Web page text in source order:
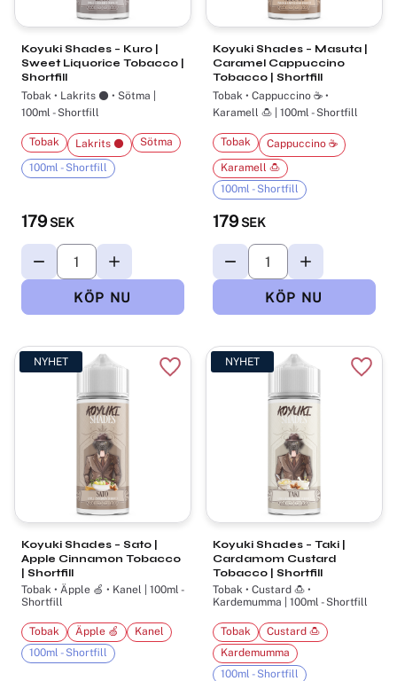
Koyuki Shades – Kuro |
Sweet Liquorice Tobacco |
Shortfill
Tobak • Lakrits ⚫ • Sötma |
100ml - Shortfill
179 SEK
Tobak Lakrits ⚫ Sötma
100ml - Shortfill
Koyuki Shades – Masuta |
Caramel Cappuccino
Tobacco | Shortfill
Tobak • Cappuccino ☕ •
Karamell 🍮 | 100ml - Shortfill
179 SEK
Tobak
Cappuccino ☕
Karamell 🍮
100ml - Shortfill
Koyuki Shades – Sato |
Apple Cinnamon Tobacco
| Shortfill
Tobak • Äpple 🍏 • Kanel | 100ml -
Shortfill
Tobak Äpple 🍏
Kanel
100ml - Shortfill
NYHET
Lägg till i favoriter
Koyuki Shades – Taki |
Cardamom Custard
Tobacco | Shortfill
Tobak • Custard 🍮 •
Kardemumma | 100ml - Shortfill
Tobak
Custard 🍮
Kardemumma
100ml - Shortfill
NYHET